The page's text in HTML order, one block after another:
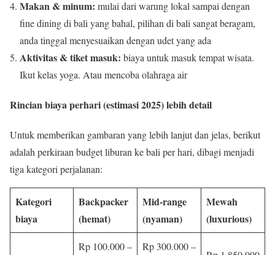
Makan & minum: mulai dari warung lokal sampai dengan
fine dining di bali yang bahal, pilihan di bali sangat beragam,
anda tinggal menyesuaikan dengan udet yang ada
Aktivitas & tiket masuk: biaya untuk masuk tempat wisata.
Ikut kelas yoga. Atau mencoba olahraga air
Rincian biaya perhari (estimasi 2025) lebih detail
Untuk memberikan gambaran yang lebih lanjut dan jelas, berikut
adalah perkiraan budget liburan ke bali per hari, dibagi menjadi
tiga kategori perjalanan:
Kategori
biaya
Backpacker
(hemat)
Mid-range
(nyaman)
Mewah
(luxurious)
Rp 100.000 –
Rp 300.000 –